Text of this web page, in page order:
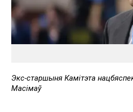
Экс-старшыня Камітэта
Масімаў